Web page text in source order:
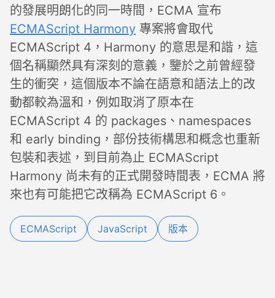
的發展明朗化的同一時間，ECMA 宣布
ECMAScript Harmony 專案將會取代
ECMAScript 4，Harmony 的意思是和諧，這
個名稱顯然具有深刻的意義，鑒於之前曾經發
生的衝突，這個版本不論在語意和語法上的改
動都較為溫和，例如取消了原本在
ECMAScript 4 的 packages、namespaces
和 early binding，部份技術構思和概念也重新
包裝和表述，到目前為止 ECMAScript
Harmony 尚未有的正式開發時間表，ECMA 將
來也有可能把它改稱為 ECMAScript 6。
ECMAScript JavaScript 版本